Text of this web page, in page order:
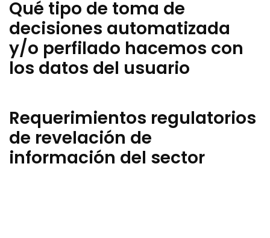
Qué tipo de toma de
decisiones automatizada
y/o perfilado hacemos con
los datos del usuario
Requerimientos regulatorios
de revelación de
información del sector